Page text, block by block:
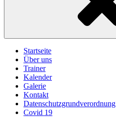
Startseite
Über uns
Trainer
Kalender
Galerie
Kontakt
Datenschutzgrundverordnung
Covid 19